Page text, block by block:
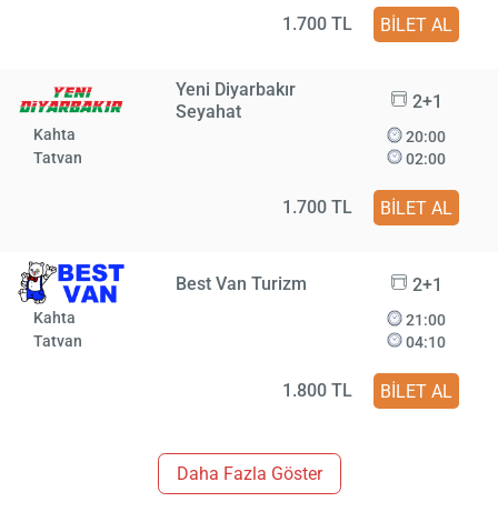
1.700 TL BİLET AL
Yeni Diyarbakır
Seyahat
2+1
Kahta
Tatvan
20:00
02:00
1.700 TL BİLET AL
Best Van Turizm 2+1
Kahta
Tatvan
21:00
04:10
1.800 TL BİLET AL
Daha Fazla Göster